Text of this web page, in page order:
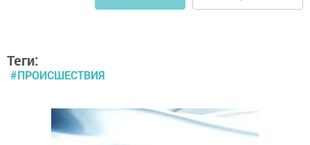
Теги:
#ПРОИСШЕСТВИЯ